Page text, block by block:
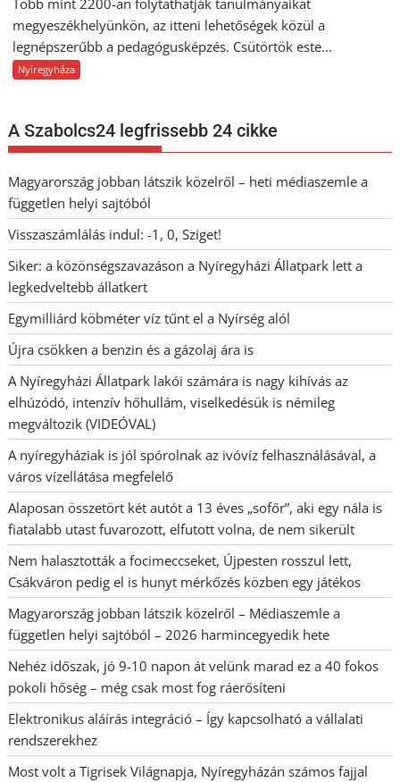
megyeszékhelyünkön, az itteni lehetőségek közül a
legnépszerűbb a pedagógusképzés. Csütörtök este...
Nyíregyháza
A Szabolcs24 legfrissebb 24 cikke
Magyarország jobban látszik közelről – heti médiaszemle a
független helyi sajtóból
Visszaszámlálás indul: -1, 0, Sziget!
Siker: a közönségszavazáson a Nyíregyházi Állatpark lett a
legkedveltebb állatkert
Egymilliárd köbméter víz tűnt el a Nyírség alól
Újra csökken a benzin és a gázolaj ára is
A Nyíregyházi Állatpark lakói számára is nagy kihívás az
elhúzódó, intenzív hőhullám, viselkedésük is némileg
megváltozik (VIDEÓVAL)
A nyíregyháziak is jól spórolnak az ivóvíz felhasználásával, a
város vízellátása megfelelő
Alaposan összetört két autót a 13 éves „sofőr”, aki egy nála is
fiatalabb utast fuvarozott, elfutott volna, de nem sikerült
Nem halasztották a focimeccseket, Újpesten rosszul lett,
Csákváron pedig el is hunyt mérkőzés közben egy játékos
Magyarország jobban látszik közelről – Médiaszemle a
független helyi sajtóból – 2026 harmincegyedik hete
Nehéz időszak, jó 9-10 napon át velünk marad ez a 40 fokos
pokoli hőség – még csak most fog ráerősíteni
Elektronikus aláírás integráció – Így kapcsolható a vállalati
rendszerekhez
Most volt a Tigrisek Világnapja, Nyíregyházán számos fajjal